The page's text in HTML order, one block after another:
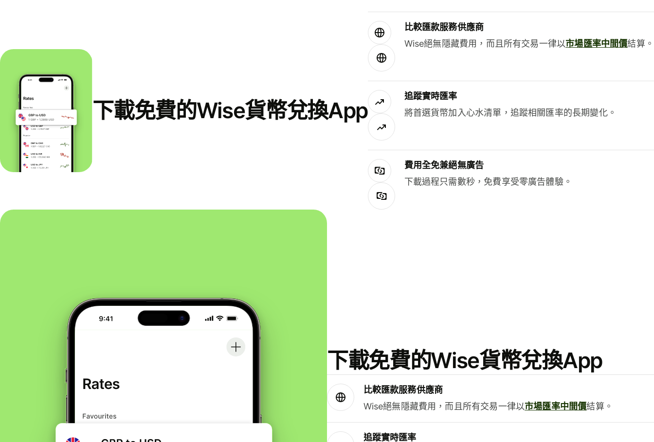
下載免費的Wise貨幣兌換App
比較匯款服務供應商
Wise絕無隱藏費用，而且所有交易一律以市場匯率中間價結算。
追蹤實時匯率
將首選貨幣加入心水清單，追蹤相關匯率的長期變化。
費用全免兼絕無廣告
下載過程只需數秒，免費享受零廣告體驗。
下載免費的Wise貨幣兌換App
比較匯款服務供應商
Wise絕無隱藏費用，而且所有交易一律以市場匯率中間價結算。
追蹤實時匯率